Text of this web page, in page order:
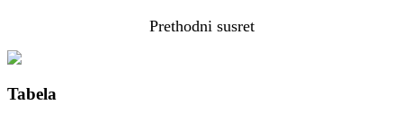
Prethodni susret
Tabela